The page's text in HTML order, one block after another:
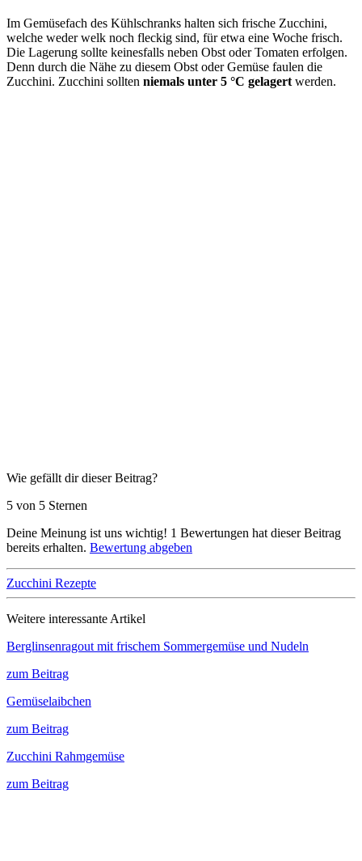
Im Gemüsefach des Kühlschranks halten sich frische Zucchini,
welche weder welk noch fleckig sind, für etwa eine Woche frisch.
Die Lagerung sollte keinesfalls neben Obst oder Tomaten erfolgen.
Denn durch die Nähe zu diesem Obst oder Gemüse faulen die
Zucchini. Zucchini sollten niemals unter 5 °C gelagert werden.
Wie gefällt dir dieser Beitrag?
5 von 5 Sternen
Deine Meinung ist uns wichtig! 1 Bewertungen hat dieser Beitrag
bereits erhalten. Bewertung abgeben
Zucchini Rezepte
Weitere interessante Artikel
Berglinsenragout mit frischem Sommergemüse und Nudeln
zum Beitrag
Gemüselaibchen
zum Beitrag
Zucchini Rahmgemüse
zum Beitrag